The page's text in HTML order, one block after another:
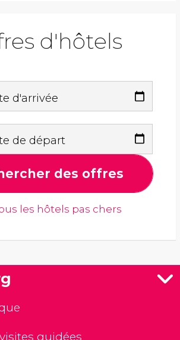
d'hôtels
d'arrivée
de départ
des offres
les hôtels pas chers
guidées